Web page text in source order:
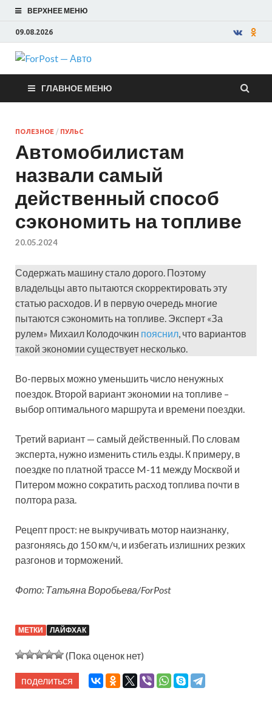
ВЕРХНЕЕ МЕНЮ
09.08.2026
ForPost —
Авто
ГЛАВНОЕ МЕНЮ
ПОЛЕЗНОЕ / ПУЛЬС
Автомобилистам
назвали самый
действенный способ
сэкономить на топливе
20.05.2024
Содержать машину стало дорого. Поэтому
владельцы авто пытаются скорректировать эту
статью расходов. И в первую очередь многие
пытаются сэкономить на топливе. Эксперт «За
рулем» Михаил Колодочкин пояснил, что вариантов
такой экономии существует несколько.
Во-первых можно уменьшить число ненужных
поездок. Второй вариант экономии на топливе –
выбор оптимального маршрута и времени поездки.
Третий вариант — самый действенный. По словам
эксперта, нужно изменить стиль езды. К примеру, в
поездке по платной трассе M-11 между Москвой и
Питером можно сократить расход топлива почти в
полтора раза.
Рецепт прост: не выкручивать мотор наизнанку,
разгоняясь до 150 км/ч, и избегать излишних резких
разгонов и торможений.
Фото: Татьяна Воробьева/ForPost
МЕТКИ ЛАЙФХАК
(Пока оценок нет)
поделиться